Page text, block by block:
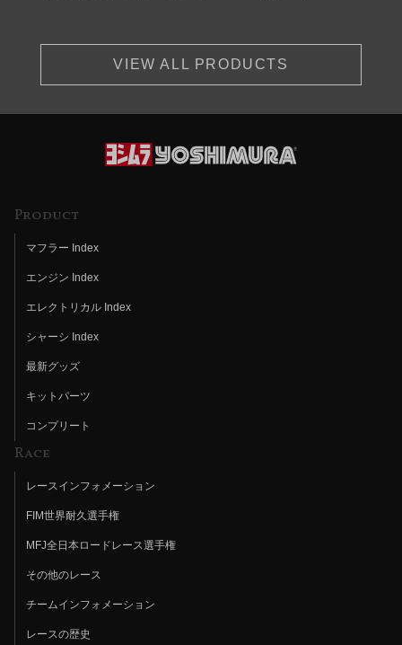
VIEW ALL PRODUCTS
Product
マフラー Index
エンジン Index
エレクトリカル Index
シャーシ Index
最新グッズ
キットパーツ
コンプリート
Race
レースインフォメーション
FIM世界耐久選手権
MFJ全日本ロードレース選手権
その他のレース
チームインフォメーション
レースの歴史